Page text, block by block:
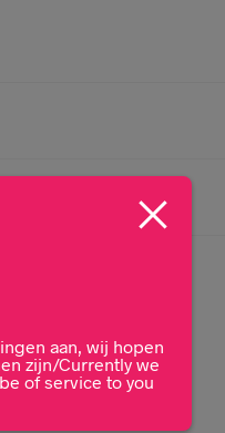
aan, wij hopen
zijn/Currently we
of service to you